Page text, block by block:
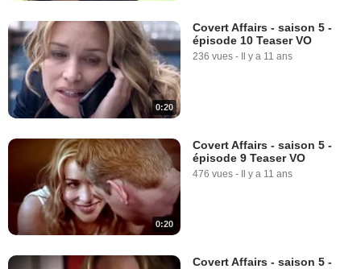
0:20
Covert Affairs - saison 5 -
épisode 10 Teaser VO
236 vues - Il y a 11 ans
0:20
Covert Affairs - saison 5 -
épisode 9 Teaser VO
476 vues - Il y a 11 ans
Covert Affairs - saison 5 -